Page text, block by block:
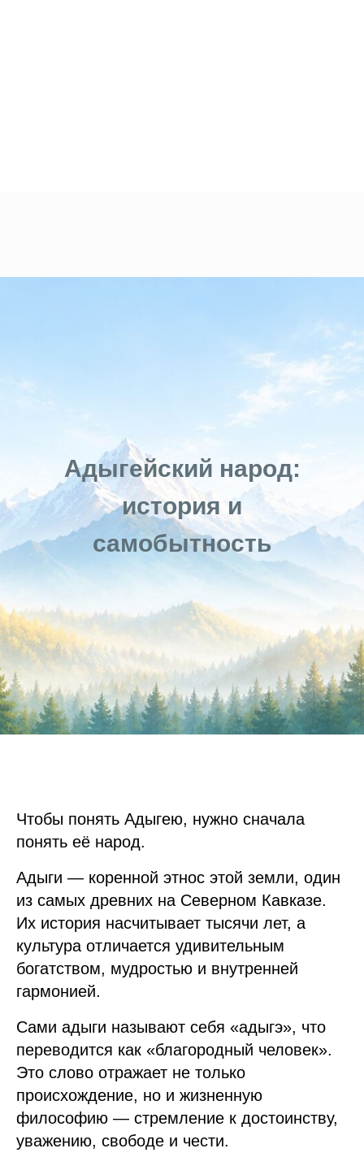
Адыгейский народ:
история и
самобытность
Чтобы понять Адыгею, нужно сначала
понять её народ.
Адыги — коренной этнос этой земли, один
из самых древних на Северном Кавказе.
Их история насчитывает тысячи лет, а
культура отличается удивительным
богатством, мудростью и внутренней
гармонией.
Сами адыги называют себя «адыгэ», что
переводится как «благородный человек».
Это слово отражает не только
происхождение, но и жизненную
философию — стремление к достоинству,
уважению, свободе и чести.